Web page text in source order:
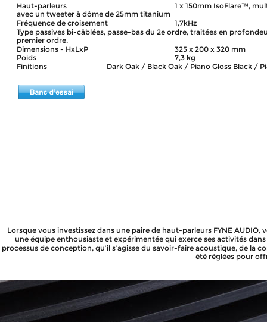
Haut-parleurs
1 x 150mm IsoFlare™,
avec un tweeter à dôme de 25mm titanium
Fréquence de croisement
1,7kHz
Type passives bi-câblées, passe-bas du 2e ordre, traitées en
premier ordre.
Dimensions - HxLxP
325 x 200 x 320 mm
Poids
7,3 kg
Finitions
Dark Oak / Black Oak / Piano Gloss Black /
Lorsque vous investissez dans une paire de haut-parleurs FYNE
une équipe enthousiaste et expérimentée qui exerce ses activités
processus de conception, qu’il s’agisse du savoir-faire acoustique, de
été réglées pour